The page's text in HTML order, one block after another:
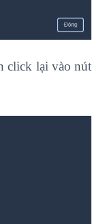
click lại vào nút